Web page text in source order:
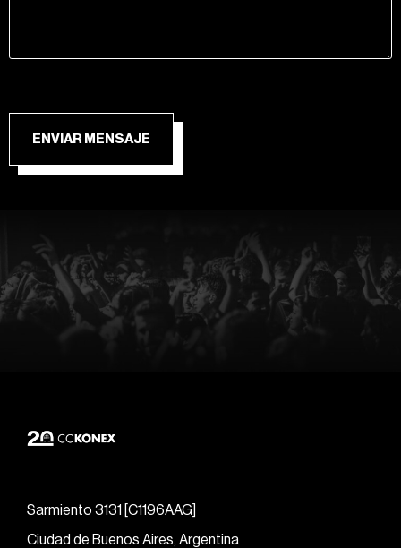
ENVIAR MENSAJE
Sarmiento 3131 [C1196AAG]
Ciudad de Buenos Aires, Argentina